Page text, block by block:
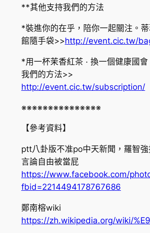
**其他支持我們的方法
*裝進你的在乎，陪你一起關注。
館隨手袋>>http://event.cic.tw/
*用一杯茉香紅茶 · 換一個健康國
我們的方法>>
http://event.cic.tw/subscription/
※※※※※※※※※※※※※※※
【參考資料】
ptt八卦版不准po中天新聞，羅智
言論自由被當屁
https://www.facebook.com/
fbid=2214494178767686
鄭南榕wiki
https://zh.wikipedia.org/wiki/